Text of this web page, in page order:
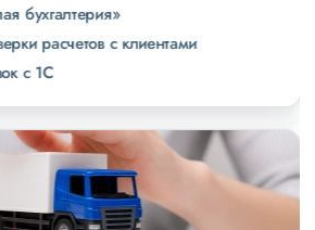
бухгалтерия»
расчетов с клиентами
с 1С